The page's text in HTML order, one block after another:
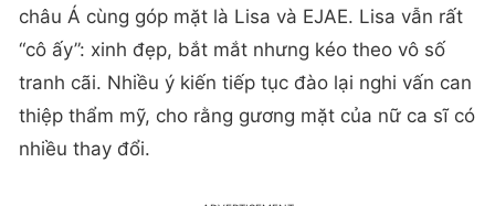
châu Á cùng góp mặt là Lisa và EJAE. Lisa vẫn rất
“cô ấy”: xinh đẹp, bắt mắt nhưng kéo theo vô số
tranh cãi. Nhiều ý kiến tiếp tục đào lại nghi vấn can
thiệp thẩm mỹ, cho rằng gương mặt của nữ ca sĩ có
nhiều thay đổi.